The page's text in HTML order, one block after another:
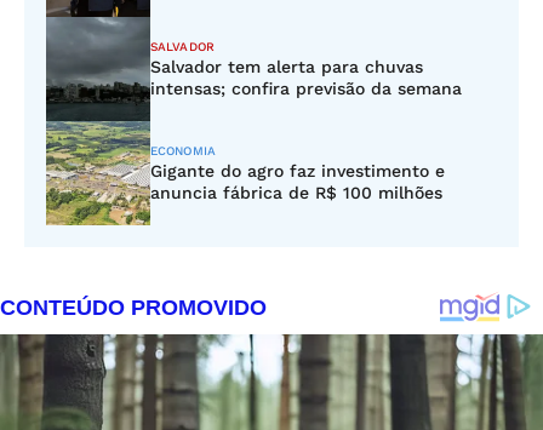
SALVADOR
Salvador tem alerta para chuvas
intensas; confira previsão da semana
ECONOMIA
Gigante do agro faz investimento e
anuncia fábrica de R$ 100 milhões